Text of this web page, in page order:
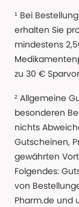
¹ Bei
erhalten Sie
mindestens
zu 30 €
² Allgemeine
besonderen
nichts
Gutscheinen,
gewährten
Folgendes:
von
Pharm.de und